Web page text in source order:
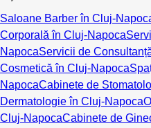
Saloane Barber în Cluj-
Corporală în Cluj-Napoca
NapocaServicii de
Cosmetică în Cluj-Napoca
NapocaCabinete de
Dermatologie în Cluj-Napoca
Cluj-NapocaCabinete de